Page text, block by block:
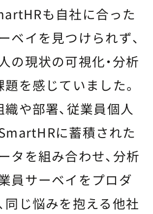
も自社に合った
ベイを見つけられず、
の現状の可視化・分析
題を感じていました。
織や部署、従業員個人
に蓄積された
タを組み合わせ、分析
員サーベイをプロダ
同じ悩みを抱える他社